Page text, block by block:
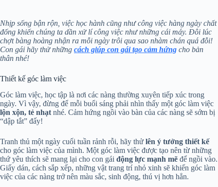
Nhịp sống bận rộn, việc học hành cũng như công việc hàng ngày chất
đống khiến chúng ta dần xử lí công việc như những cái máy. Đôi lúc
chợt bàng hoàng nhận ra mỗi ngày trôi qua sao nhàm chán quá đỗi!
Con gái hãy thử những cách giúp con gái tạo cảm hứng cho bản
thân nhé!
Thiết kế góc làm việc
Góc làm việc, học tập là nơi các nàng thường xuyên tiếp xúc trong
ngày. Vì vậy, đừng để mỗi buổi sáng phải nhìn thấy một góc làm việc
lộn xộn, tẻ nhạt nhé. Cảm hứng ngồi vào bàn của các nàng sẽ sớm bị
“dập tắt” đấy!
Tranh thủ một ngày cuối tuần rảnh rỗi, hãy thử lên ý tưởng thiết kế
cho góc làm việc của mình. Một góc làm việc được tạo nên từ những
thứ yêu thích sẽ mang lại cho con gái động lực mạnh mẽ để ngồi vào.
Giấy dán, cách sắp xếp, những vật trang trí nhỏ xinh sẽ khiến góc làm
việc của các nàng trở nên màu sắc, sinh động, thú vị hơn hẳn.